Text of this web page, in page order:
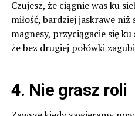
Czujesz, że ciągnie was ku
miłość, bardziej jaskrawe
magnesy, przyciągacie się
że bez drugiej połówki
4. Nie grasz roli